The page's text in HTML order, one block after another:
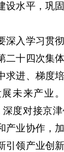
设水平，巩
深入学习贯
二十四次集
求进、梯度
未来产业
深度对接京
产业协作，
引领产业创